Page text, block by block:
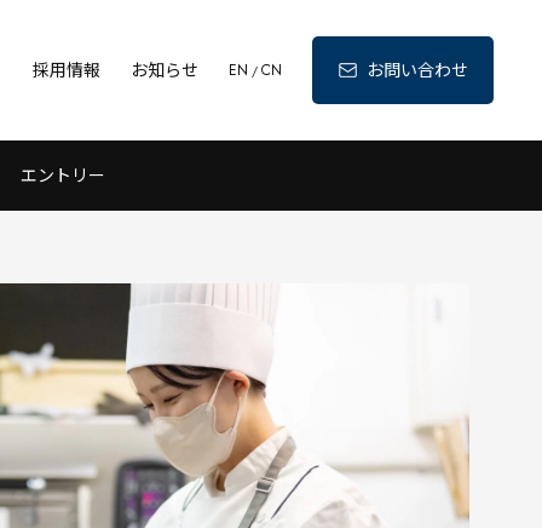
採用情報 お知らせ EN / CN お問い合わせ
エントリー